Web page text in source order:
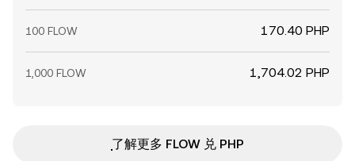
100 FLOW 170.40 PHP
1,000 FLOW 1,704.02 PHP
ִִִִִִִִִִִִִִִִִִִִִִִִִִִִִִִִִִִִִִִִִִִִִִִ了解更多 FLOW 兑 PHP